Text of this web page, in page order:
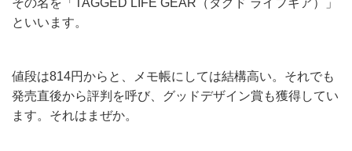
といいます。
値段は814円からと、メモ帳にしては結構高い。それでも
発売直後から評判を呼び、グッドデザイン賞も獲得してい
ます。それはまぜか。